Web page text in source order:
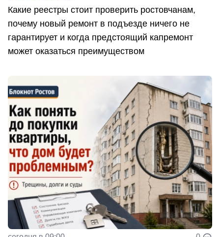
Какие реестры стоит проверить ростовчанам,
почему новый ремонт в подъезде ничего не
гарантирует и когда предстоящий капремонт
может оказаться преимуществом